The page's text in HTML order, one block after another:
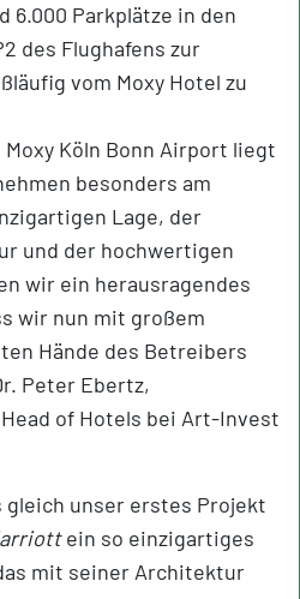
6.000 Parkplätze in den
des Flughafens zur
vom Moxy Hotel zu
Moxy Köln Bonn Airport liegt
besonders am
Lage, der
und der hochwertigen
wir ein herausragendes
wir nun mit großem
Hände des Betreibers
Peter Ebertz,
of Hotels bei Art-Invest
gleich unser erstes Projekt
ein so einzigartiges
mit seiner Architektur